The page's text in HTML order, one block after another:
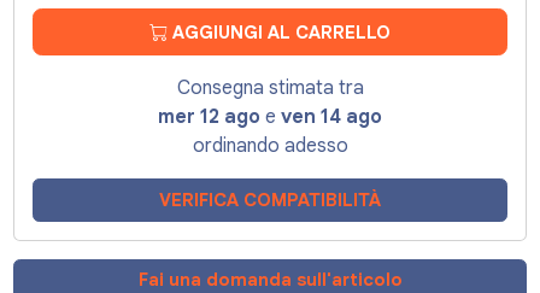
AGGIUNGI AL CARRELLO
Consegna stimata tra
mer 12 ago e ven 14 ago
ordinando adesso
VERIFICA COMPATIBILITÀ
Fai una domanda sull'articolo